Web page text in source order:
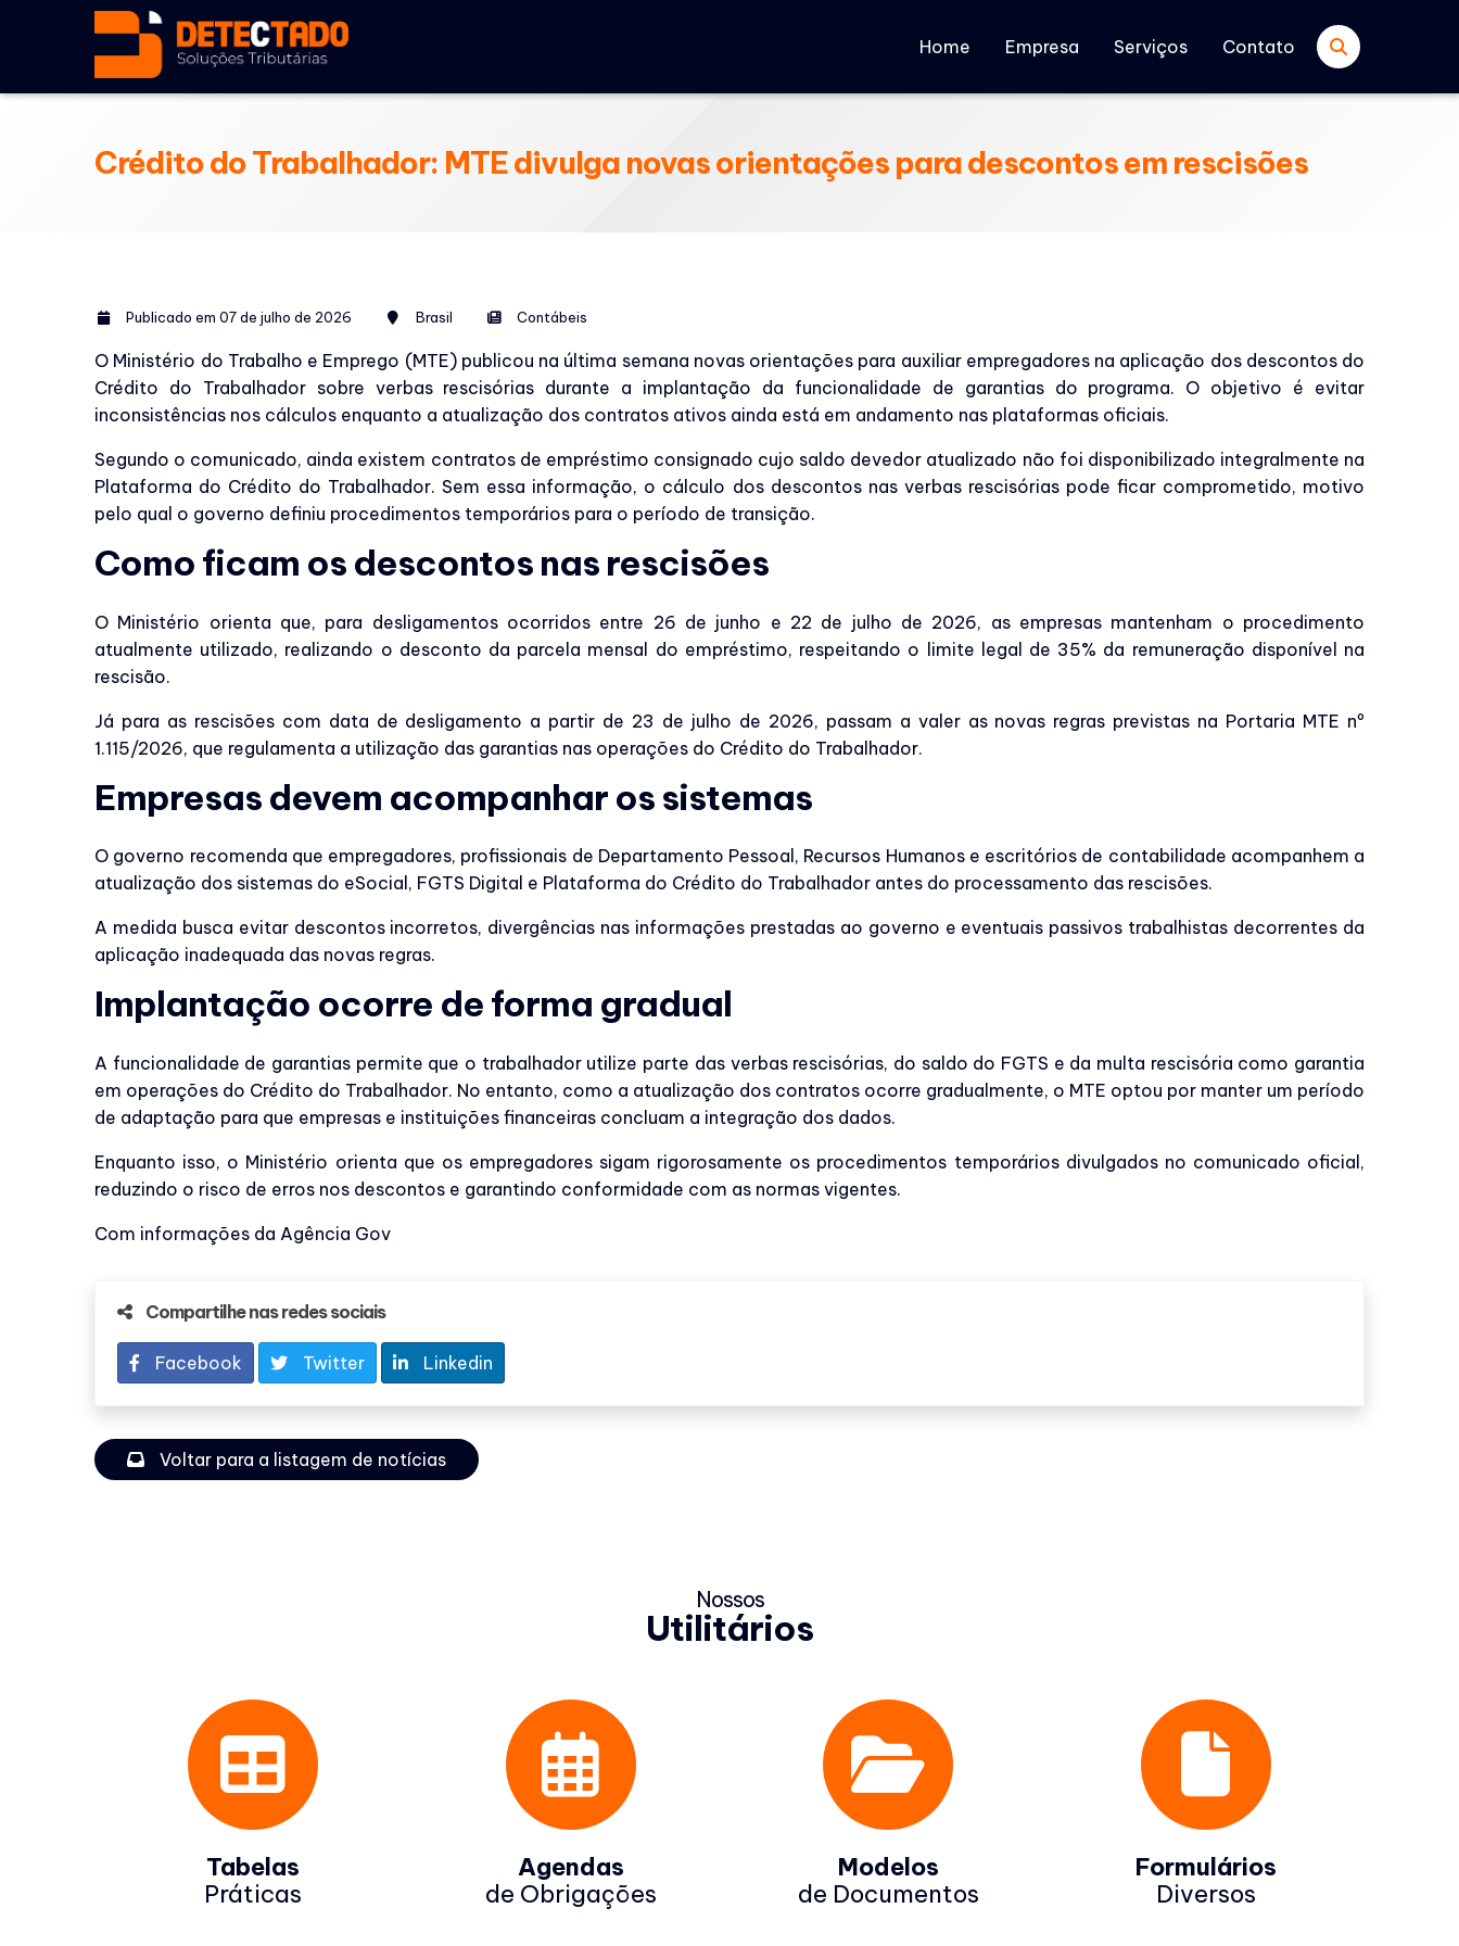
Home Empresa Serviços Contato
Crédito do Trabalhador: MTE divulga novas orientações para descontos em rescisões
Publicado em 07 de julho de 2026 Brasil Contábeis
O Ministério do Trabalho e Emprego (MTE) publicou na última semana novas orientações para auxiliar empregadores na aplicação dos descontos do
Crédito do Trabalhador sobre verbas rescisórias durante a implantação da funcionalidade de garantias do programa. O objetivo é evitar
inconsistências nos cálculos enquanto a atualização dos contratos ativos ainda está em andamento nas plataformas oficiais.
Segundo o comunicado, ainda existem contratos de empréstimo consignado cujo saldo devedor atualizado não foi disponibilizado integralmente na
Plataforma do Crédito do Trabalhador. Sem essa informação, o cálculo dos descontos nas verbas rescisórias pode ficar comprometido, motivo
pelo qual o governo definiu procedimentos temporários para o período de transição.
Como ficam os descontos nas rescisões
O Ministério orienta que, para desligamentos ocorridos entre 26 de junho e 22 de julho de 2026, as empresas mantenham o procedimento
atualmente utilizado, realizando o desconto da parcela mensal do empréstimo, respeitando o limite legal de 35% da remuneração disponível na
rescisão.
Já para as rescisões com data de desligamento a partir de 23 de julho de 2026, passam a valer as novas regras previstas na Portaria MTE nº
1.115/2026, que regulamenta a utilização das garantias nas operações do Crédito do Trabalhador.
Empresas devem acompanhar os sistemas
O governo recomenda que empregadores, profissionais de Departamento Pessoal, Recursos Humanos e escritórios de contabilidade acompanhem a
atualização dos sistemas do eSocial, FGTS Digital e Plataforma do Crédito do Trabalhador antes do processamento das rescisões.
A medida busca evitar descontos incorretos, divergências nas informações prestadas ao governo e eventuais passivos trabalhistas decorrentes da
aplicação inadequada das novas regras.
Implantação ocorre de forma gradual
A funcionalidade de garantias permite que o trabalhador utilize parte das verbas rescisórias, do saldo do FGTS e da multa rescisória como garantia
em operações do Crédito do Trabalhador. No entanto, como a atualização dos contratos ocorre gradualmente, o MTE optou por manter um período
de adaptação para que empresas e instituições financeiras concluam a integração dos dados.
Enquanto isso, o Ministério orienta que os empregadores sigam rigorosamente os procedimentos temporários divulgados no comunicado oficial,
reduzindo o risco de erros nos descontos e garantindo conformidade com as normas vigentes.
Com informações da Agência Gov
Compartilhe nas redes sociais
Facebook Twitter Linkedin
Voltar para a listagem de notícias
Nossos
Utilitários
Tabelas
Práticas
Agendas
de Obrigações
Modelos
de Documentos
Formulários
Diversos